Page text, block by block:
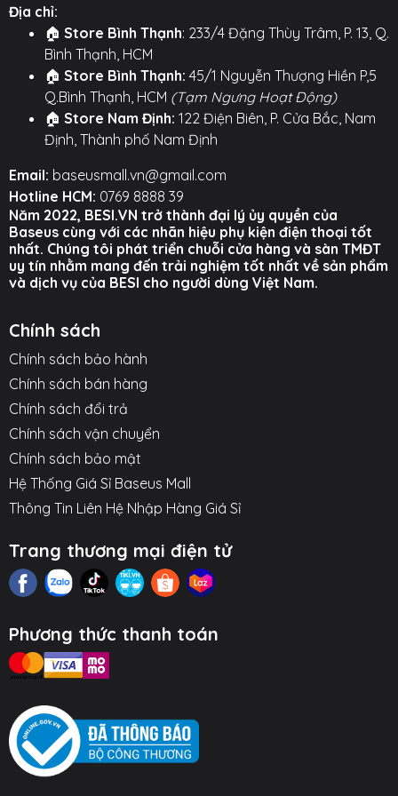
gián đoạn.
TÍNH NĂNG NỔI BẬT
Chế Độ Game Mode Siêu Nhạy: Độ trễ cực thấp
chỉ 0.038s, lý tưởng cho game thủ.
Âm Thanh Chất Lượng Cao:
Thiết Kế Vòng Cổ Silicon:
thoải mái khi đeo lâu hoặc vận động.
Công Nghệ Bluetooth 5.2:Kết nối nhanh, ổn
định và tiết kiệm pin.
chỉnh âm lượng, chuyển bài, nhận cuộc gọi.
Thời Lượng Pin Dài:
giờ nghe nhạc liên tục.
Hình ảnh sản phẩm
Địa chỉ:
🏠 Store Bình Thạnh: 233/4 Đặng Thùy Trâm, P. 13, Q.
Bình Thạnh, HCM
🏠 Store Bình Thạnh: 45/1 Nguyễn Thượng Hiền P,5
Q.Bình Thạnh, HCM (Tạm Ngưng Hoạt Động)
🏠 Store Nam Định: 122 Điện Biên, P. Cửa Bắc, Nam
Định, Thành phố Nam Định
Email: baseusmall.vn@gmail.com
Hotline HCM: 0769 8888 39
Năm 2022, BESI.VN trở thành đại lý ủy quyền của
Baseus cùng với các nhãn hiệu phụ kiện điện thoại tốt
nhất. Chúng tôi phát triển chuỗi cửa hàng và sàn TMĐT
uy tín nhằm mang đến trải nghiệm tốt nhất về sản phẩm
và dịch vụ của BESI cho người dùng Việt Nam.
Chính sách
Chính sách bảo hành
Chính sách bán hàng
Chính sách đổi trả
Chính sách vận chuyển
Chính sách bảo mật
Hệ Thống Giá Sỉ Baseus Mall
Thông Tin Liên Hệ Nhập Hàng Giá Sỉ
Trang thương mại điện tử
Phương thức thanh toán